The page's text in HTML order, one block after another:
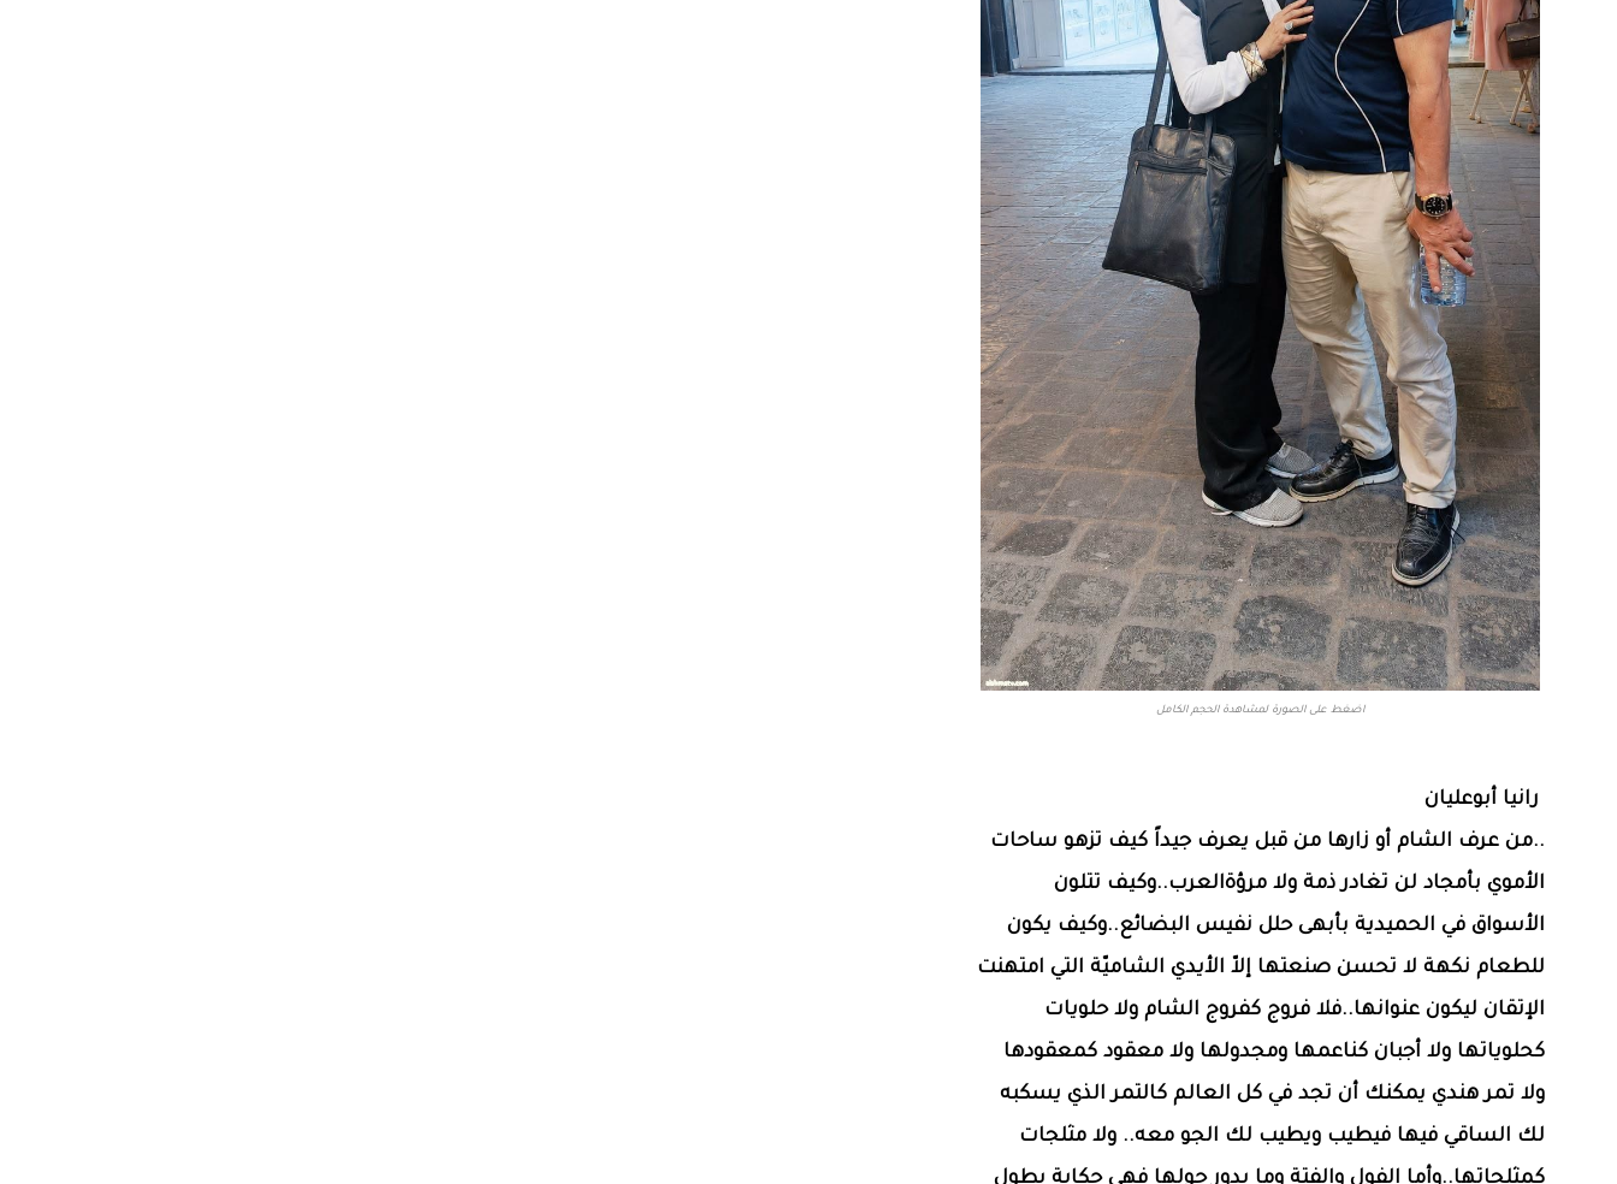
اضغط على الصورة لمشاهدة الحجم الكامل
رانيا أبوعليان
..من عرف الشام أو زارها من قبل يعرف جيداً كيف تزهو ساحات
الأموي بأمجاد لن تغادر ذمة ولا مرؤةالعرب..وكيف تتلون
الأسواق في الحميدية بأبهى حلل نفيس البضائع..وكيف يكون
للطعام نكهة لا تحسن صنعتها إلاّ الأيدي الشاميّة التي امتهنت
الإتقان ليكون عنوانها..فلا فروج كفروج الشام ولا حلويات
كحلوياتها ولا أجبان كناعمها ومجدولها ولا معقود كمعقودها
ولا تمر هندي يمكنك أن تجد في كل العالم كالتمر الذي يسكبه
لك الساقي فيها فيطيب ويطيب لك الجو معه.. ولا مثلجات
كمثلجاتها..وأما الفول والفتة وما يدور حولها فهي حكاية يطول